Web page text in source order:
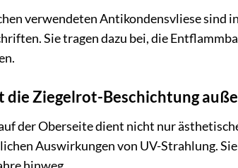
verwendeten Antikondensvliese sind
Sie tragen dazu bei, die
Ziegelrot-Beschichtung
der Oberseite dient nicht nur
Auswirkungen von UV-Strahlung.